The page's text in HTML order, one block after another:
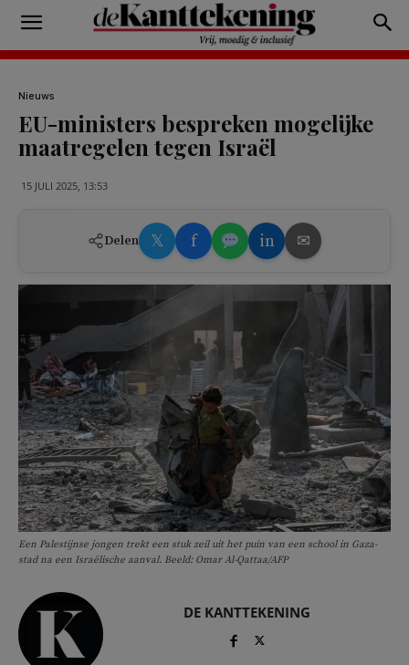
Nieuws
EU-ministers bespreken mogelijke
maatregelen tegen Israël
15 JULI 2025, 13:53
Delen 𝕏 f in ✉
Een Palestijnse jongen trekt een stuk zeil uit het puin van een school in Gaza-
stad na een Israëlische aanval. Beeld: Omar Al-Qattaa/AFP
DE KANTTEKENING